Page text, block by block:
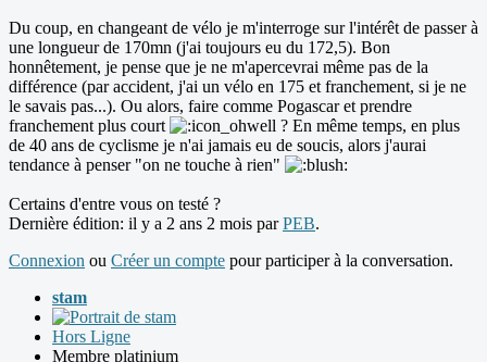
Du coup, en changeant de vélo je m'interroge sur l'intérêt de passer à
une longueur de 170mn (j'ai toujours eu du 172,5). Bon
honnêtement, je pense que je ne m'apercevrai même pas de la
différence (par accident, j'ai un vélo en 175 et franchement, si je ne
le savais pas...). Ou alors, faire comme Pogascar et prendre
franchement plus court
? En même temps, en plus
de 40 ans de cyclisme je n'ai jamais eu de soucis, alors j'aurai
tendance à penser "on ne touche à rien"
Certains d'entre vous on testé ?
Dernière édition: il y a 2 ans 2 mois parPEB.
Connexion ou Créer un compte pour participer à la conversation.
stam
Hors Ligne
Membre platinium